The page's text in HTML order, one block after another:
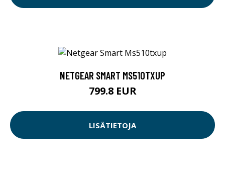
NETGEAR SMART MS510TXUP
799.8 EUR
LISÄTIETOJA